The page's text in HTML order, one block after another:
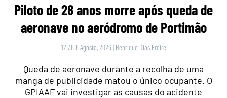
Piloto de 28 anos morre após queda de
aeronave no aeródromo de Portimão
12:36 8 Agosto, 2026 | Henrique Dias Freire
Queda de aeronave durante a recolha de uma
manga de publicidade matou o único ocupante. O
GPIAAF vai investigar as causas do acidente